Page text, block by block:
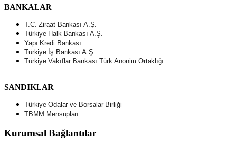
BANKALAR
T.C. Ziraat Bankası A.Ş.
Türkiye Halk Bankası A.Ş.
Yapı Kredi Bankası
Türkiye İş Bankası A.Ş.
Türkiye Vakıflar Bankası Türk Anonim Ortaklığı
SANDIKLAR
Türkiye Odalar ve Borsalar Birliği
TBMM Mensupları
Kurumsal Bağlantılar